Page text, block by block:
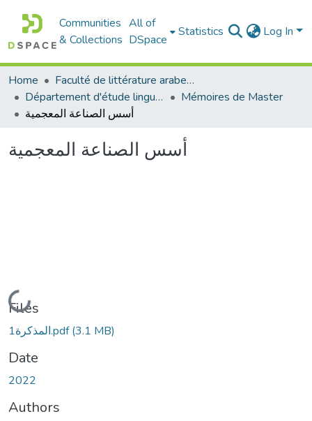
Communities
& Collections
All of
DSpace
Statistics Log In
Home
Faculté de littérature arabe et des arts
Département d'étude linguistique
Mémoires de Master
أسس الصناعة المعجمية
أسس الصناعة المعجمية
Loading...
Files
1المذكرة.pdf(3.1 MB)
Date
2022
Authors